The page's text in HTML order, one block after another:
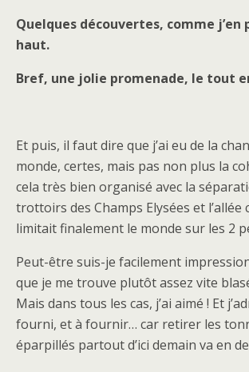
Quelques découvertes, comme j’en
haut.
Bref, une jolie promenade, le tout
Et puis, il faut dire que j’ai eu de la
monde, certes, mais pas non plus la
cela très bien organisé avec la
trottoirs des Champs Elysées et l’allée
limitait finalement le monde sur les 2
Peut-être suis-je facilement
que je me trouve plutôt assez vite
Mais dans tous les cas, j’ai aimé ! Et
fourni, et à fournir… car retirer les
éparpillés partout d’ici demain va en